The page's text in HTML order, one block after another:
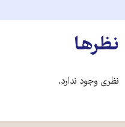
نظرها
نظری وجود ندارد.